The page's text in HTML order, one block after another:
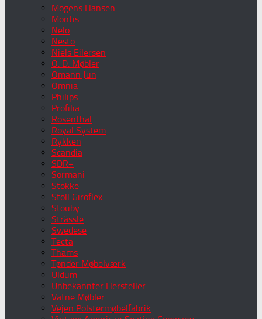
Mogens Hansen
Montis
Nelo
Nesto
Niels Eilersen
O. D. Møbler
Omann Jun
Omnia
Philips
Profilia
Rosenthal
Royal System
Rykken
Scandia
SDR+
Sormani
Stokke
Stoll Giroflex
Stouby
Strässle
Swedese
Tecta
Thams
Tønder Møbelværk
Uldum
Unbekannter Hersteller
Vatne Møbler
Vejen Polstermøbelfabrik